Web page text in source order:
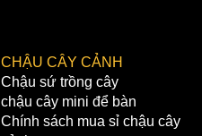
CHẬU CÂY CẢNH
Chậu sứ trồng cây
chậu cây mini để bàn
Chính sách mua sỉ chậu cây